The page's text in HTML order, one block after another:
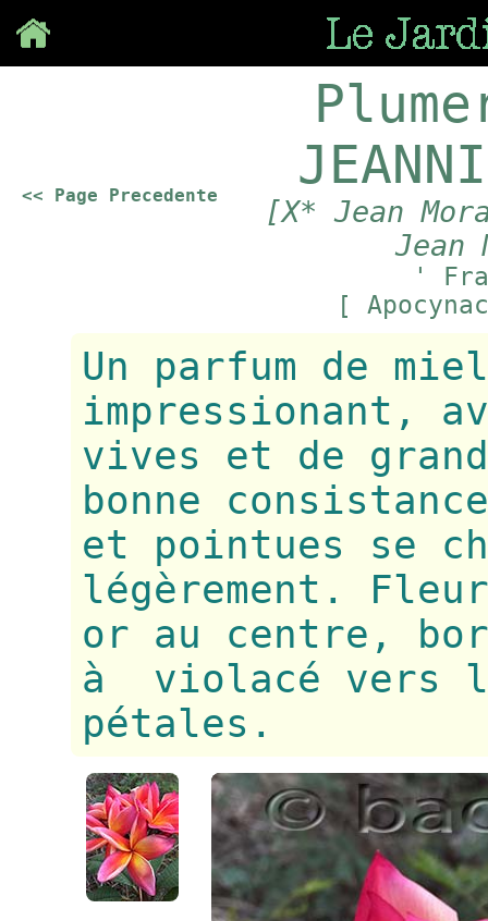
<< Page Precedente
[X* Jean
Jean
'
[
Un parfum de
impressionant,
vives et de
bonne
et pointues se
légèrement.
or au centre,
à violacé vers l
pétales.